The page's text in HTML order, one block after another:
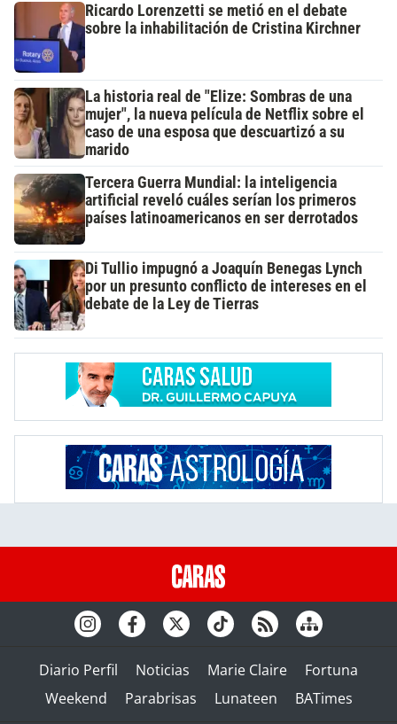
Ricardo Lorenzetti se metió en el debate
sobre la inhabilitación de Cristina Kirchner
La historia real de "Elize: Sombras de una
mujer", la nueva película de Netflix sobre el
caso de una esposa que descuartizó a su
marido
Tercera Guerra Mundial: la inteligencia
artificial reveló cuáles serían los primeros
países latinoamericanos en ser derrotados
Di Tullio impugnó a Joaquín Benegas Lynch
por un presunto conflicto de intereses en el
debate de la Ley de Tierras
Diario Perfil Noticias Marie Claire
Fortuna
Weekend
Parabrisas Lunateen BATimes